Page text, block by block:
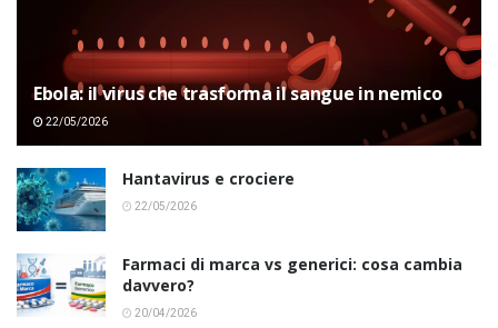
Ebola: il virus che trasforma il sangue in nemico
22/05/2026
Hantavirus e crociere
22/05/2026
Farmaci di marca vs generici: cosa cambia
davvero?
20/04/2026